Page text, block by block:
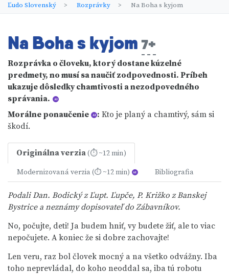
Ľudo Slovenský Rozprávky Na Boha s kyjom
Na Boha s kyjom7+
Rozprávka o človeku, ktorý dostane kúzelné
predmety, no musí sa naučiť zodpovednosti. Príbeh
ukazuje dôsledky chamtivosti a nezodpovedného
správania.
AI
Morálne ponaučenie AI : Kto je planý a chamtivý, sám si
škodí.
Originálna verzia(⏱ ~12 min)
Modernizovaná verzia (⏱ ~12 min) AI Bibliografia
Podali Dan. Bodický z Ľupt. Ľupče, P. Križko z Banskej
Bystrice a neznámy dopisovateľ do Zábavníkov.
No, počujte, deti! Ja budem hniť, vy budete žiť, ale to viac
nepočujete. A koniec že si dobre zachovajte!
Len veru, raz bol človek mocný a na všetko odvážny. Iba
toho neprevládal, do koho neoddal sa, iba tú robotu